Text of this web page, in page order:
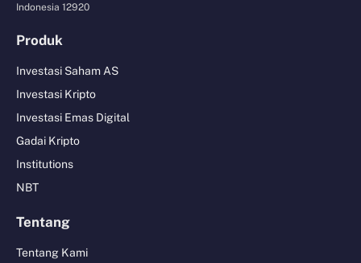
Indonesia 12920
Produk
Investasi Saham AS
Investasi Kripto
Investasi Emas Digital
Gadai Kripto
Institutions
NBT
Tentang
Tentang Kami